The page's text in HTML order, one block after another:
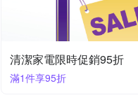
清潔家電限時促銷95折
滿1件享95折